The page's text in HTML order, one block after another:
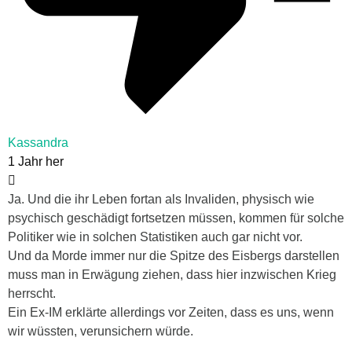
Kassandra
1 Jahr her
Ja. Und die ihr Leben fortan als Invaliden, physisch wie
psychisch geschädigt fortsetzen müssen, kommen für solche
Politiker wie in solchen Statistiken auch gar nicht vor.
Und da Morde immer nur die Spitze des Eisbergs darstellen
muss man in Erwägung ziehen, dass hier inzwischen Krieg
herrscht.
Ein Ex-IM erklärte allerdings vor Zeiten, dass es uns, wenn
wir wüssten, verunsichern würde.